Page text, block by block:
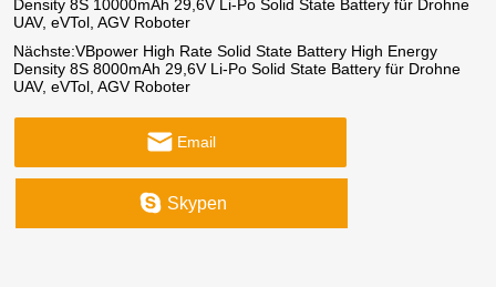
Density 8S 10000mAh 29,6V Li-Po Solid State Battery für Drohne
UAV, eVTol, AGV Roboter
Nächste:VBpower High Rate Solid State Battery High Energy
Density 8S 8000mAh 29,6V Li-Po Solid State Battery für Drohne
UAV, eVTol, AGV Roboter
Email
Skypen